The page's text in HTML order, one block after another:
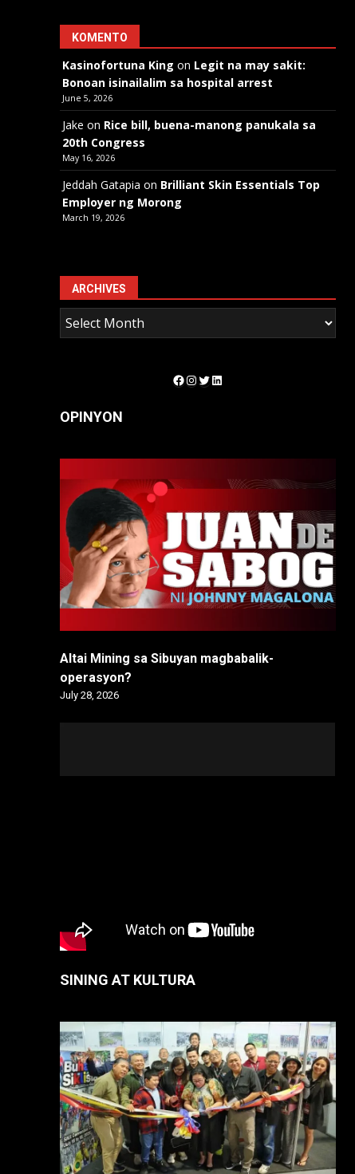
KOMENTO
Kasinofortuna King on Legit na may sakit:
Bonoan isinailalim sa hospital arrest
June 5, 2026
Jake on Rice bill, buena-manong panukala sa
20th Congress
May 16, 2026
Jeddah Gatapia on Brilliant Skin Essentials Top
Employer ng Morong
March 19, 2026
ARCHIVES
Facebook
Instagram
Twitter
LinkedIn
OPINYON
Altai Mining sa Sibuyan magbabalik-
operasyon?
July 28, 2026
SINING AT KULTURA